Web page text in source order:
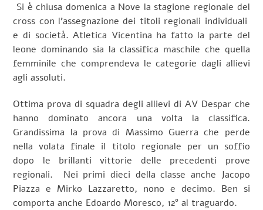
Si è chiusa domenica a Nove la stagione regionale del
cross con l’assegnazione dei titoli regionali individuali
e di società. Atletica Vicentina ha fatto la parte del
leone dominando sia la classifica maschile che quella
femminile che comprendeva le categorie dagli allievi
agli assoluti.
Ottima prova di squadra degli allievi di AV Despar che
hanno dominato ancora una volta la classifica.
Grandissima la prova di Massimo Guerra che perde
nella volata finale il titolo regionale per un soffio
dopo le brillanti vittorie delle precedenti prove
regionali. Nei primi dieci della classe anche Jacopo
Piazza e Mirko Lazzaretto, nono e decimo. Ben si
comporta anche Edoardo Moresco, 12° al traguardo.